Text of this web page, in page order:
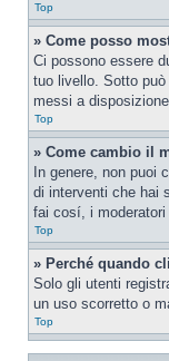
Top
» Come posso
Ci possono essere
tuo livello. Sotto può
messi a
Top
» Come cambio il
In genere, non
di interventi che hai
fai cosí, i moderatori
Top
» Perché quando
Solo gli utenti
un uso scorretto o
Top